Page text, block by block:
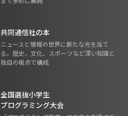
共同通信社の本
ニュースと情報の世界に新たな光を当て
る。歴史、文化、スポーツなど深い知識と
独自の視点で構成
全国選抜小学生
プログラミング大会